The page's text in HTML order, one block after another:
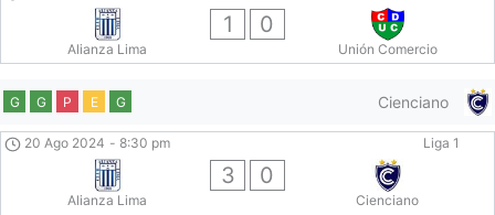
Alianza Lima
1 0
Unión Comercio
Cienciano
G G P E G
Liga 1
20 Ago 2024 - 8:30 pm
Alianza Lima
3 0
Cienciano